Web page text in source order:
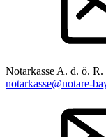
Notarkasse A. d. ö. R.
notarkasse@notare-